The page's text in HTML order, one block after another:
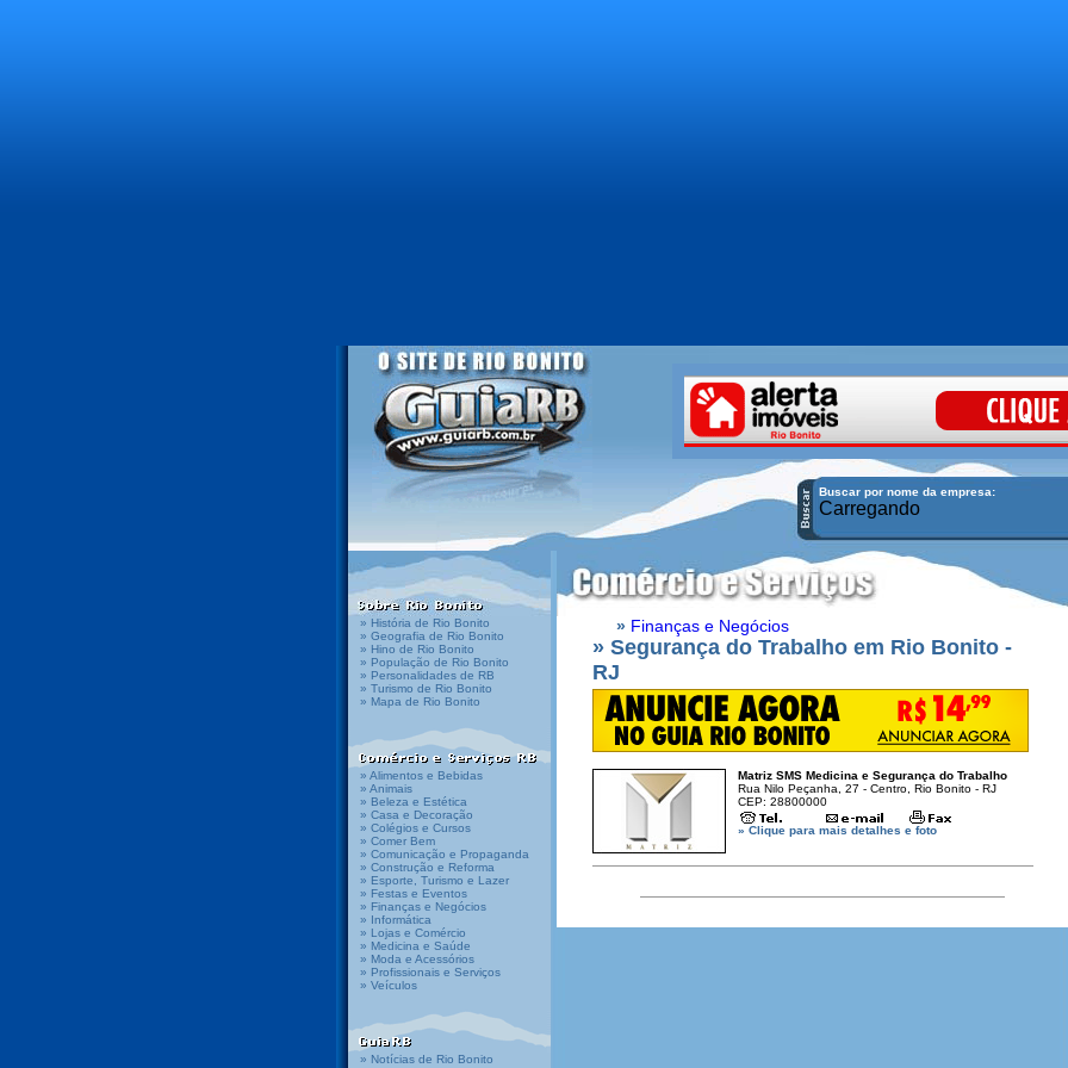
Buscar por nome da empresa:
Carregando
» História de Rio Bonito
» Geografia de Rio Bonito
» Hino de Rio Bonito
» População de Rio Bonito
» Personalidades de RB
» Turismo de Rio Bonito
» Mapa de Rio Bonito
» Alimentos e Bebidas
» Animais
» Beleza e Estética
» Casa e Decoração
» Colégios e Cursos
» Comer Bem
» Comunicação e Propaganda
» Construção e Reforma
» Esporte, Turismo e Lazer
» Festas e Eventos
» Finanças e Negócios
» Informática
» Lojas e Comércio
» Medicina e Saúde
» Moda e Acessórios
» Profissionais e Serviços
» Veículos
» Notícias de Rio Bonito
» Finanças e Negócios
» Segurança do Trabalho em Rio Bonito -
RJ
Matriz SMS Medicina e Segurança do Trabalho
Rua Nilo Peçanha, 27 - Centro, Rio Bonito - RJ
CEP: 28800000
» Clique para mais detalhes e foto